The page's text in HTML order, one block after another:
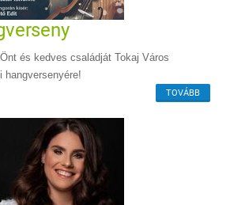
és kedves családját Tokaj Város
hangversenyére!
TOVÁBB